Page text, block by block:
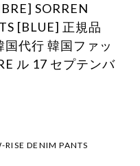
SORREN
[BLUE] 正規品
代行 韓国ファッ
ル 17 セプテンバ
RISE DENIM PANTS